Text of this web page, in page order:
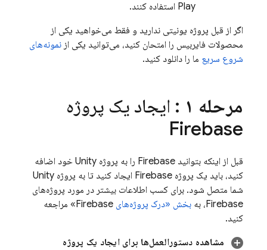
Play استفاده کنند.
اگر از قبل پروژه یونیتی ندارید و فقط می‌خواهید یکی از
محصولات فایربیس را امتحان کنید، می‌توانید یکی از نمونه‌های
شروع سریع ما را دانلود کنید.
مرحله ۱
: ایجاد یک پروژه
Firebase
قبل از اینکه بتوانید Firebase را به پروژه Unity خود اضافه
کنید، باید یک پروژه Firebase ایجاد کنید تا به پروژه Unity
شما متصل شود. برای کسب اطلاعات بیشتر در مورد پروژه‌های
Firebase، به
بخش «درک پروژه‌های
Firebase» مراجعه
کنید.
مشاهده دستورالعمل‌ها برای ایجاد یک پروژه